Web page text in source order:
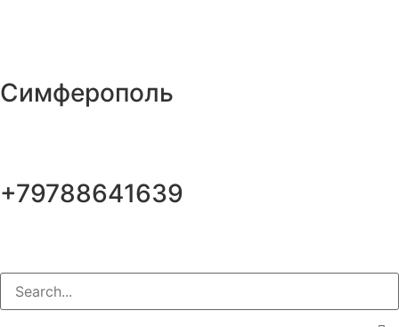
Симферополь
+79788641639